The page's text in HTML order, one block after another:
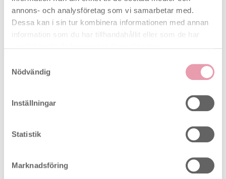
annons- och analysföretag som vi samarbetar med.
Dessa kan i sin tur kombinera informationen med annan
information som du har tillhandahållit eller som de har
Nödvändig
Inställningar
Statistik
Marknadsföring
Testning:Doppa stickan i ett urinprov i ca 5
sekunder. Placera den på baksidan av
förpackningen i det röda fältet. Vänta 5
SmileReader-appen genom att välja kameran i
menyn och sedan den typ av test du vill läsa
Matcha:
förpackningen med de röda linjerna i appen.
Placera testet på förpackningen så att det är redo